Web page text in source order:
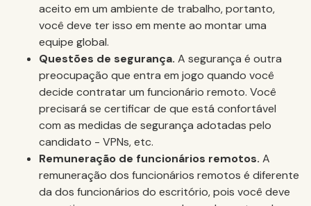
aceito em um ambiente de trabalho, portanto,
você deve ter isso em mente ao montar uma
equipe global.
Questões de segurança. A segurança é outra
preocupação que entra em jogo quando você
decide contratar um funcionário remoto. Você
precisará se certificar de que está confortável
com as medidas de segurança adotadas pelo
candidato - VPNs, etc.
Remuneração de funcionários remotos. A
remuneração dos funcionários remotos é diferente
da dos funcionários do escritório, pois você deve